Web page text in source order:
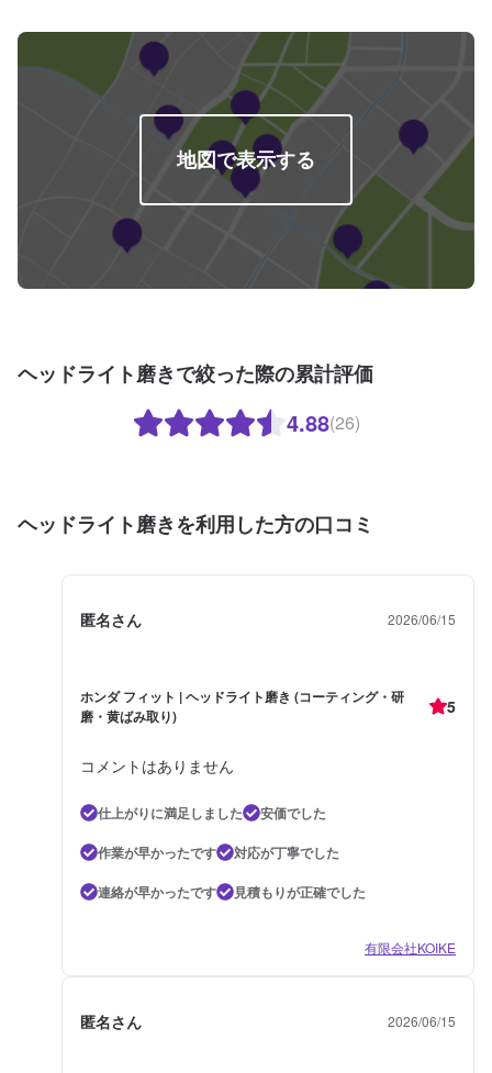
地図で表示する
ヘッドライト磨きで絞った際の累計評価
4.88(26)
ヘッドライト磨きを利用した方の口コミ
匿名さん 2026/06/15
ホンダ フィット | ヘッドライト磨き (コーティング・研
磨・黄ばみ取り)
5
コメントはありません
仕上がりに満足しました
安価でした
作業が早かったです
対応が丁寧でした
連絡が早かったです
見積もりが正確でした
有限会社KOIKE
匿名さん 2026/06/15